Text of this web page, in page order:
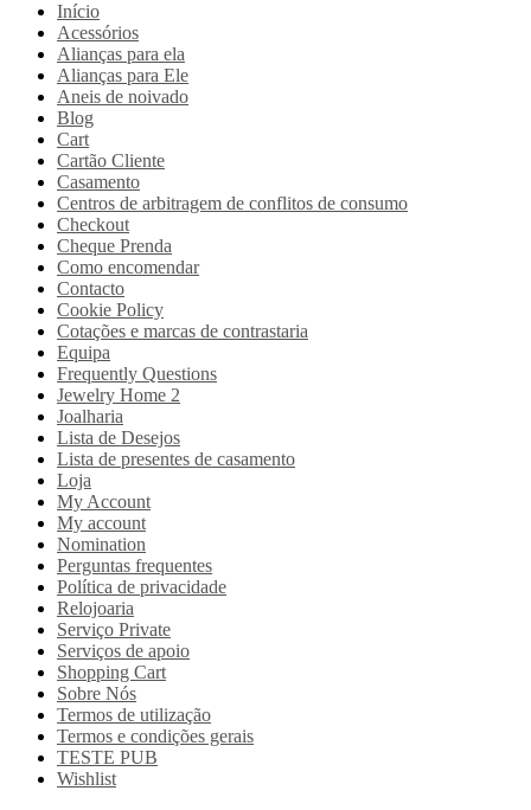
Início
Acessórios
Alianças para ela
Alianças para Ele
Aneis de noivado
Blog
Cart
Cartão Cliente
Casamento
Centros de arbitragem de conflitos de consumo
Checkout
Cheque Prenda
Como encomendar
Contacto
Cookie Policy
Cotações e marcas de contrastaria
Equipa
Frequently Questions
Jewelry Home 2
Joalharia
Lista de Desejos
Lista de presentes de casamento
Loja
My Account
My account
Nomination
Perguntas frequentes
Política de privacidade
Relojoaria
Serviço Private
Serviços de apoio
Shopping Cart
Sobre Nós
Termos de utilização
Termos e condições gerais
TESTE PUB
Wishlist